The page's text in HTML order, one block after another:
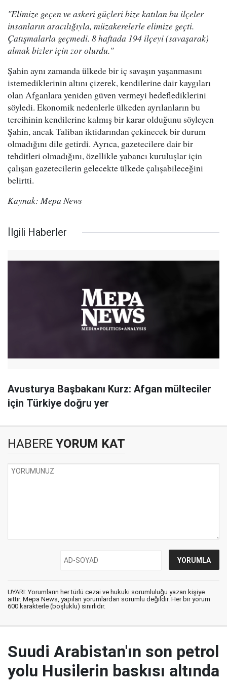
"Elimize geçen ve askeri güçleri bize katılan bu ilçeler
insanların aracılığıyla, müzakerelerle elimize geçti.
Çatışmalarla geçmedi. 8 haftada 194 ilçeyi (savaşarak)
almak bizler için zor olurdu."
Şahin aynı zamanda ülkede bir iç savaşın yaşanmasını
istemediklerinin altını çizerek, kendilerine dair kaygıları
olan Afganlara yeniden güven vermeyi hedeflediklerini
söyledi. Ekonomik nedenlerle ülkeden ayrılanların bu
tercihinin kendilerine kalmış bir karar olduğunu söyleyen
Şahin, ancak Taliban iktidarından çekinecek bir durum
olmadığını dile getirdi. Ayrıca, gazetecilere dair bir
tehditleri olmadığını, özellikle yabancı kuruluşlar için
çalışan gazetecilerin gelecekte ülkede çalışabileceğini
belirtti.
Kaynak: Mepa News
İlgili Haberler
Avusturya Başbakanı Kurz: Afgan mülteciler
için Türkiye doğru yer
HABERE YORUM KAT
UYARI: Yorumların her türlü cezai ve hukuki sorumluluğu yazan kişiye
aittir. Mepa News, yapılan yorumlardan sorumlu değildir. Her bir yorum
600 karakterle (boşluklu) sınırlıdır.
Suudi Arabistan'ın son petrol
yolu Husilerin baskısı altında